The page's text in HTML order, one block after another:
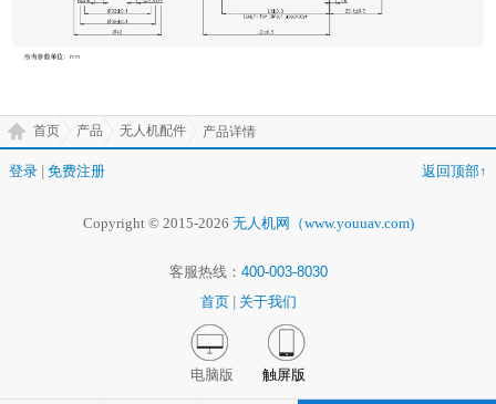
首页 产品 无人机配件 产品详情
登录 免费注册 返回顶部↑
Copyright © 2015-2026 无人机网（www.youuav.com)
客服热线： 400-003-8030
首页
关于我们
电脑版 触屏版